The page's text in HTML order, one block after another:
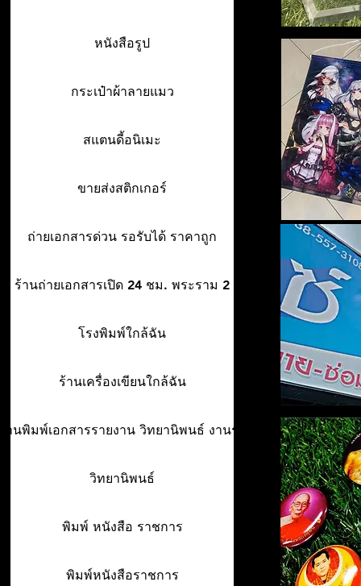
หนังสือรูป
กระเป๋าผ้าลายแมว
สแตนดี้อนิเมะ
ขายส่งสติกเกอร์
ถ่ายเอกสารด่วน รอรับได้ ราคาถูก
ร้านถ่ายเอกสารเปิด 24 ชม. พระราม 2
โรงพิมพ์ใกล้ฉัน
ร้านเครื่องเขียนใกล้ฉัน
านพิมพ์เอกสารรายงาน วิทยานิพนธ์ งานรา
วิทยานิพนธ์
พิมพ์ หนังสือ ราชการ
พิมพ์หนังสือราชการ